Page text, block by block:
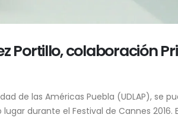
Portillo, colaboración
de las Américas Puebla (UDLAP), se
durante el Festival de Cannes